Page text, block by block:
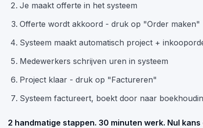
Je maakt offerte in het systeem
Offerte wordt akkoord - druk op "Order maken"
Systeem maakt automatisch project +
Medewerkers schrijven uren in systeem
Project klaar - druk op "Factureren"
Systeem factureert, boekt door naar
2 handmatige stappen. 30 minuten werk. Nul